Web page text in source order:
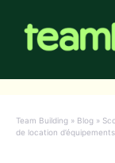
contenu
Team Building » Blog »
de location